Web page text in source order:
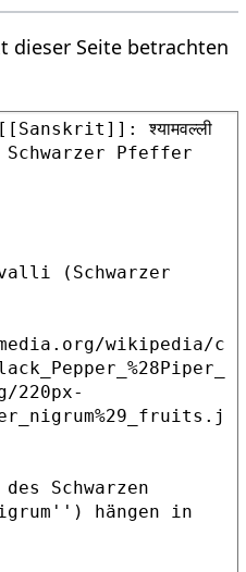
dieser Seite betrachten